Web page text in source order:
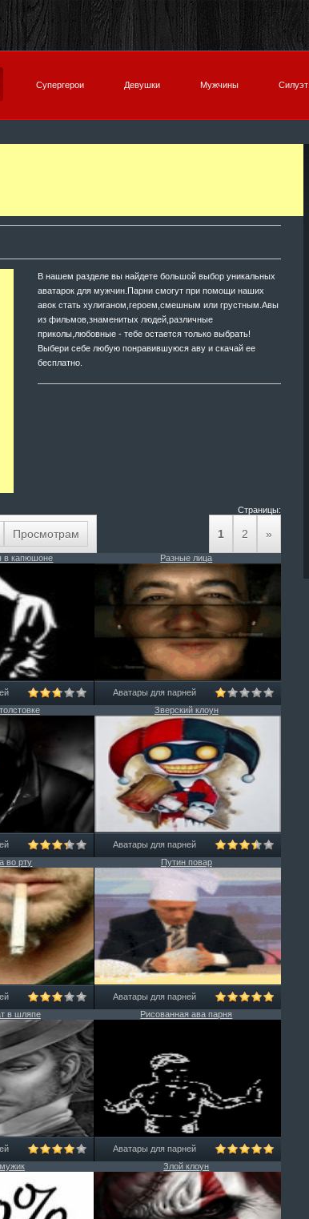
Супергерои Девушки Мужчины Силуэт
В нашем разделе вы найдете большой выбор уникальных
аватарок для мужчин.Парни смогут при помощи наших
авок стать хулиганом,героем,смешным или грустным.Авы
из фильмов,знаменитых людей,различные
приколы,любовные - тебе остается только выбрать!
Выбери себе любую понравившуюся аву и скачай ее
бесплатно.
Страницы:
1 2 »
Просмотрам
в капюшоне Разные лица
Аватары для парней
Зверский клоун
Аватары для парней
во рту Путин повар
Аватары для парней
в шляпе Рисованная ава парня
Аватары для парней
Злой клоун